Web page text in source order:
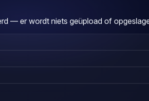
— er wordt niets geüpload of